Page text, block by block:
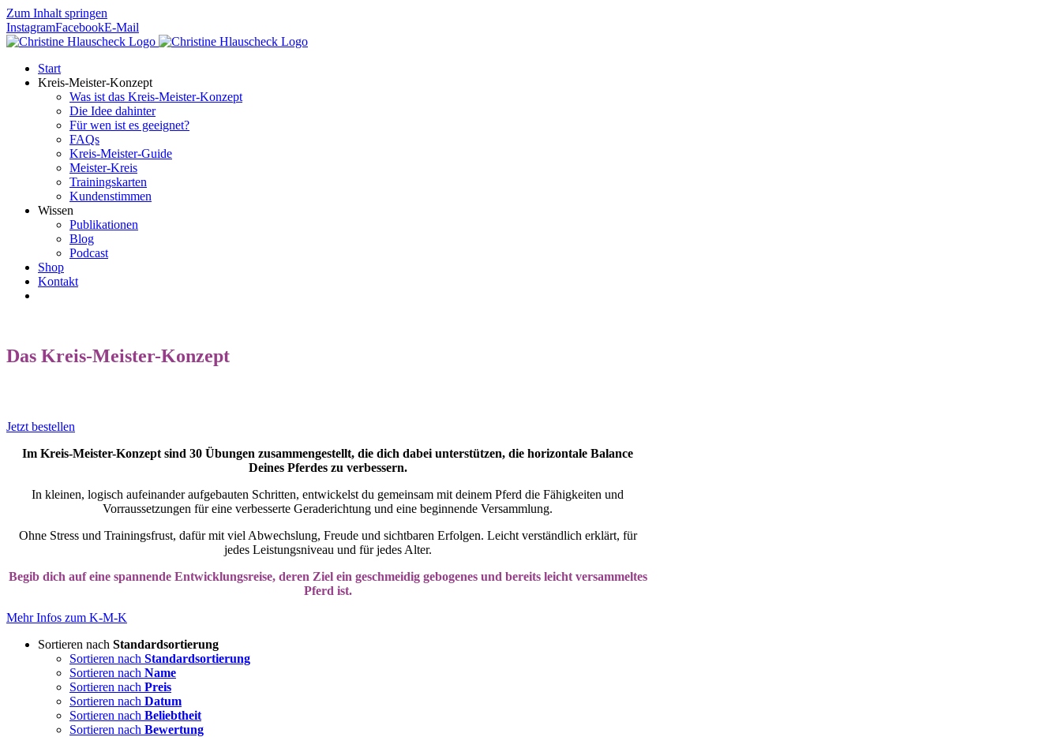
Zum Inhalt springen
InstagramFacebookE-Mail
Start
Kreis-Meister-Konzept
Was ist das Kreis-Meister-Konzept
Die Idee dahinter
Für wen ist es geeignet?
FAQs
Kreis-Meister-Guide
Meister-Kreis
Trainingskarten
Kundenstimmen
Wissen
Publikationen
Blog
Podcast
Shop
Kontakt
Das Kreis-Meister-Konzept
Jetzt bestellen
Im Kreis-Meister-Konzept sind 30 Übungen zusammengestellt, die dich dabei unterstützen, die horizontale Balance
Deines Pferdes zu verbessern.
In kleinen, logisch aufeinander aufgebauten Schritten, entwickelst du gemeinsam mit deinem Pferd die Fähigkeiten und
Vorraussetzungen für eine verbesserte Geraderichtung und eine beginnende Versammlung.
Ohne Stress und Trainingsfrust, dafür mit viel Abwechslung, Freude und sichtbaren Erfolgen. Leicht verständlich erklärt, für
jedes Leistungsniveau und für jedes Alter.
Begib dich auf eine spannende Entwicklungsreise, deren Ziel ein geschmeidig gebogenes und bereits leicht versammeltes
Pferd ist.
Mehr Infos zum K-M-K
Sortieren nach Standardsortierung
Sortieren nach Standardsortierung
Sortieren nach Name
Sortieren nach Preis
Sortieren nach Datum
Sortieren nach Beliebtheit
Sortieren nach Bewertung